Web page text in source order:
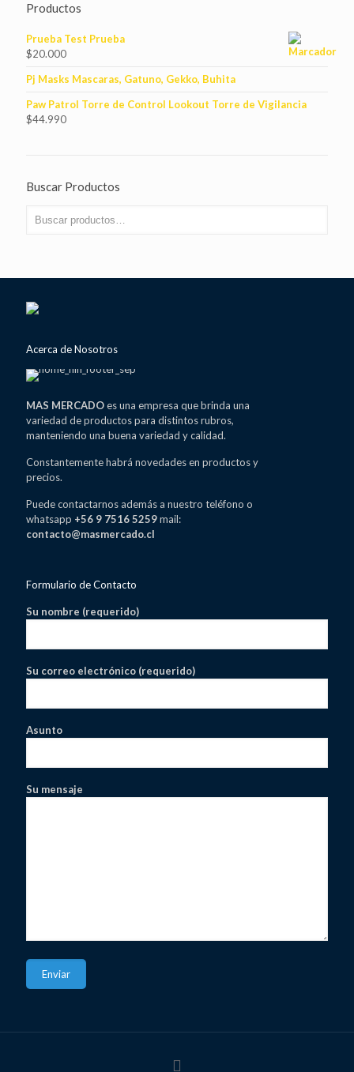
Productos
Prueba Test Prueba
$20.000
Pj Masks Mascaras, Gatuno, Gekko, Buhita
Paw Patrol Torre de Control Lookout Torre de Vigilancia
$44.990
Buscar Productos
Acerca de Nosotros
MAS MERCADOes una empresa que brinda una
variedad de productos para distintos rubros,
manteniendo una buena variedad y calidad.
Constantemente habrá novedades en productos y
precios.
Puede contactarnos además a nuestro teléfono o
whatsapp +56 9 7516 5259mail:
contacto@masmercado.cl
Formulario de Contacto
Su nombre (requerido)
Su correo electrónico (requerido)
Asunto
Su mensaje